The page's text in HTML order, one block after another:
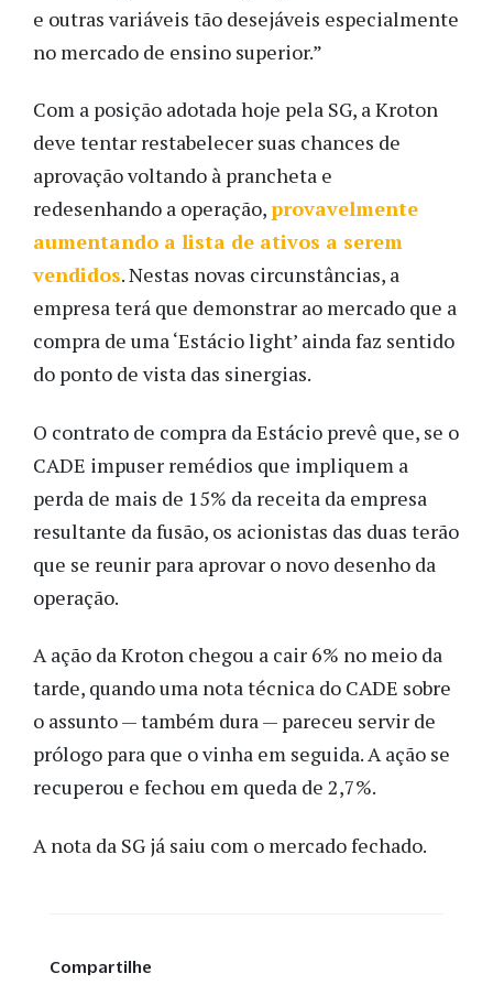
e outras variáveis tão desejáveis especialmente
no mercado de ensino superior.”
Com a posição adotada hoje pela SG, a Kroton
deve tentar restabelecer suas chances de
aprovação voltando à prancheta e
redesenhando a operação,provavelmente
aumentando a lista de ativos a serem
vendidos. Nestas novas circunstâncias, a
empresa terá que demonstrar ao mercado que a
compra de uma ‘Estácio light’ ainda faz sentido
do ponto de vista das sinergias.
O contrato de compra da Estácio prevê que, se o
CADE impuser remédios que impliquem a
perda de mais de 15% da receita da empresa
resultante da fusão, os acionistas das duas terão
que se reunir para aprovar o novo desenho da
operação.
A ação da Kroton chegou a cair 6% no meio da
tarde, quando uma nota técnica do CADE sobre
o assunto — também dura — pareceu servir de
prólogo para que o vinha em seguida. A ação se
recuperou e fechou em queda de 2,7%.
A nota da SG já saiu com o mercado fechado.
Compartilhe